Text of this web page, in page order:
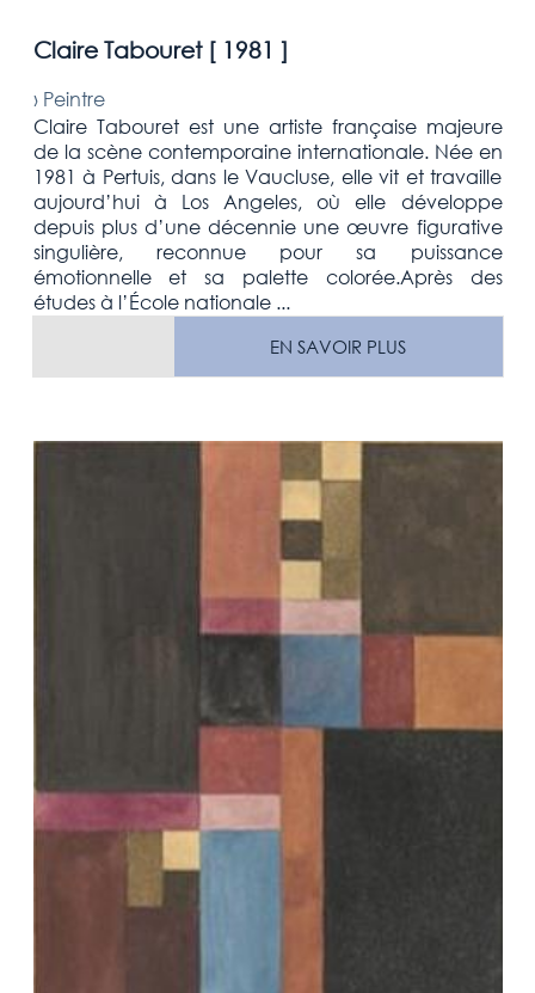
Claire Tabouret [ 1981 ]
› Peintre
Claire Tabouret est une artiste française majeure
de la scène contemporaine internationale. Née en
1981 à Pertuis, dans le Vaucluse, elle vit et travaille
aujourd’hui à Los Angeles, où elle développe
depuis plus d’une décennie une œuvre figurative
singulière, reconnue pour sa puissance
émotionnelle et sa palette colorée.Après des
études à l’École nationale ...
EN SAVOIR PLUS